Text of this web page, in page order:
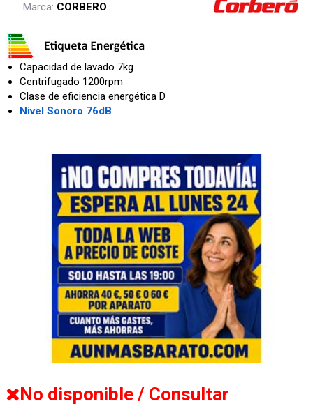
Marca: CORBERO
Capacidad de lavado 7kg
Centrifugado 1200rpm
Clase de eficiencia energética D
Nivel Sonoro 76dB
No disponible / Consultar